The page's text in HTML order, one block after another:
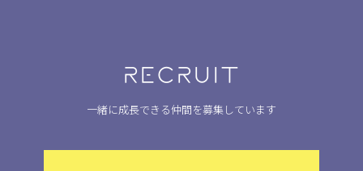
RECRUIT
一緒に成長できる仲間を募集しています